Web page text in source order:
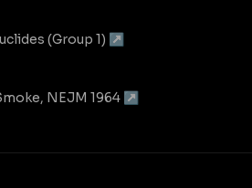
(Group 1) ↗
NEJM 1964 ↗